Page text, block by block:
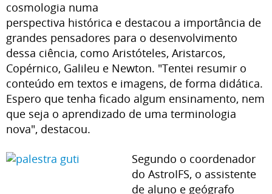
cosmologia numa
perspectiva histórica e destacou a importância de
grandes pensadores para o desenvolvimento
dessa ciência, como Aristóteles, Aristarcos,
Copérnico, Galileu e Newton. "Tentei resumir o
conteúdo em textos e imagens, de forma didática.
Espero que tenha ficado algum ensinamento, nem
que seja o aprendizado de uma terminologia
nova", destacou.
Segundo o coordenador
do AstroIFS, o assistente
de aluno e geógrafo